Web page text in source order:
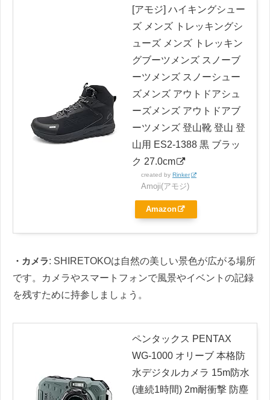
[アモジ] ハイキングシュー
ズ メンズ トレッキングシ
ューズ メンズ トレッキン
グブーツメンズ スノーブ
ーツメンズ スノーシュー
ズメンズ アウトドアシュ
ーズメンズ アウトドアブ
ーツメンズ 登山靴 登山 登
山用 ES2-1388 黒 ブラッ
ク 27.0cm
created by Rinker
Amoji(アモジ)
Amazon
・カメラ: SHIRETOKOは自然の美しい景色が広がる場所
です。カメラやスマートフォンで風景やイベントの記録
を残すために持参しましょう。
ペンタックス PENTAX
WG-1000 オリーブ 本格防
水デジタルカメラ 15m防水
(連続1時間) 2m耐衝撃 防塵